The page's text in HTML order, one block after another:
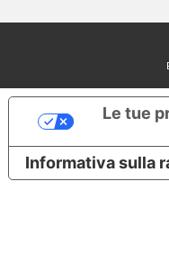
Informativa sulla
Le tue